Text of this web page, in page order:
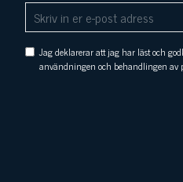
Jag deklarerar att jag har läst och
användningen och behandlingen av